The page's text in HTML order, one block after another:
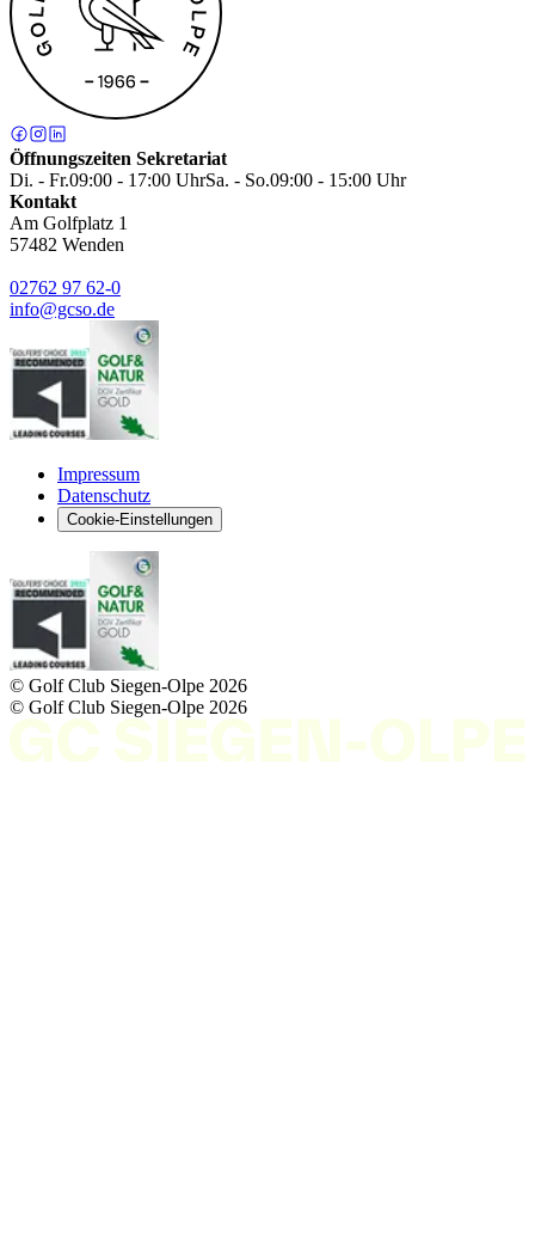
Öffnungszeiten Sekretariat
Di. - Fr.09:00 - 17:00 UhrSa. - So.09:00 - 15:00 Uhr
Kontakt
Am Golfplatz 1
57482 Wenden
02762 97 62-0
info@gcso.de
Impressum
Datenschutz
Cookie-Einstellungen
© Golf Club Siegen-Olpe 2026
© Golf Club Siegen-Olpe 2026